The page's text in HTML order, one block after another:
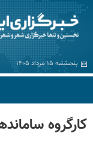
پنجشنبه ۱۵ مرداد ۱۴۰۵
کارگروه